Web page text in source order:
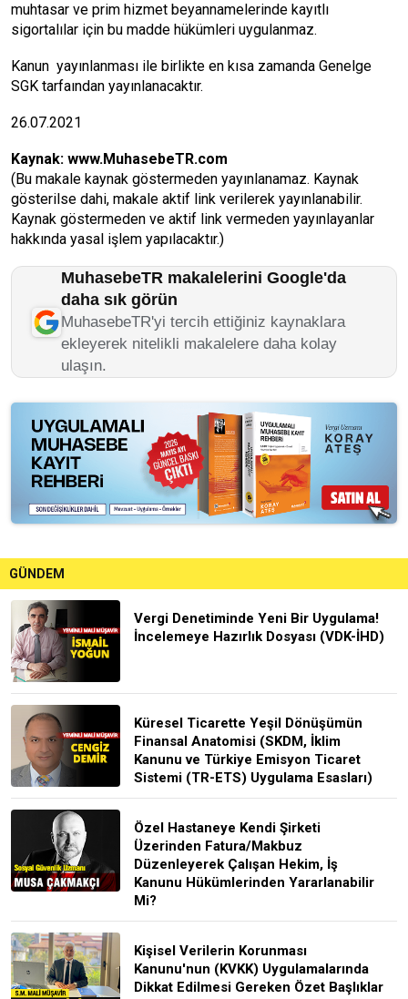
muhtasar ve prim hizmet beyannamelerinde kayıtlı
sigortalılar için bu madde hükümleri uygulanmaz.
Kanun yayınlanması ile birlikte en kısa zamanda Genelge
SGK tarfaından yayınlanacaktır.
26.07.2021
Kaynak: www.MuhasebeTR.com
(Bu makale kaynak göstermeden yayınlanamaz. Kaynak
gösterilse dahi, makale aktif link verilerek yayınlanabilir.
Kaynak göstermeden ve aktif link vermeden yayınlayanlar
hakkında yasal işlem yapılacaktır.)
MuhasebeTR makalelerini Google'da
daha sık görün
MuhasebeTR'yi tercih ettiğiniz kaynaklara
ekleyerek nitelikli makalelere daha kolay
ulaşın.
GÜNDEM
Vergi Denetiminde Yeni Bir Uygulama!
İncelemeye Hazırlık Dosyası (VDK-İHD)
Küresel Ticarette Yeşil Dönüşümün
Finansal Anatomisi (SKDM, İklim
Kanunu ve Türkiye Emisyon Ticaret
Sistemi (TR-ETS) Uygulama Esasları)
Özel Hastaneye Kendi Şirketi
Üzerinden Fatura/Makbuz
Düzenleyerek Çalışan Hekim, İş
Kanunu Hükümlerinden Yararlanabilir
Mi?
Kişisel Verilerin Korunması
Kanunu'nun (KVKK) Uygulamalarında
Dikkat Edilmesi Gereken Özet Başlıklar